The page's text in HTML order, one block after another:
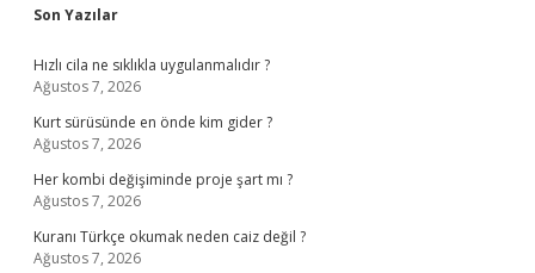
Sidebar
Son Yazılar
Hızlı cila ne sıklıkla uygulanmalıdır ?
Ağustos 7, 2026
Kurt sürüsünde en önde kim gider ?
Ağustos 7, 2026
Her kombi değişiminde proje şart mı ?
Ağustos 7, 2026
Kuranı Türkçe okumak neden caiz değil ?
Ağustos 7, 2026